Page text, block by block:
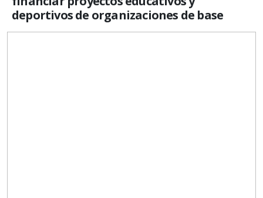
deportivos de organizaciones de base